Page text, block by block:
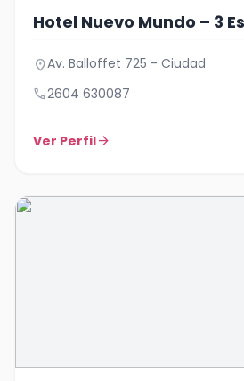
Hotel Nuevo Mundo – 3
location_onAv. Balloffet 725 - Ciudad
call2604 630087
Ver Perfilarrow_forward